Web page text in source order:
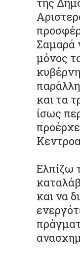
Σαμαρά
μόνος
και τα
ίσως
Ελπίζω
και να